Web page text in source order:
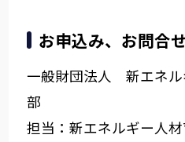
お申込み、お問合
一般財団法人 新エネ
部
担当：新エネルギー人